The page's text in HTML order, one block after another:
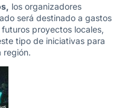
los organizadores
será destinado a gastos
proyectos locales,
tipo de iniciativas para
región.